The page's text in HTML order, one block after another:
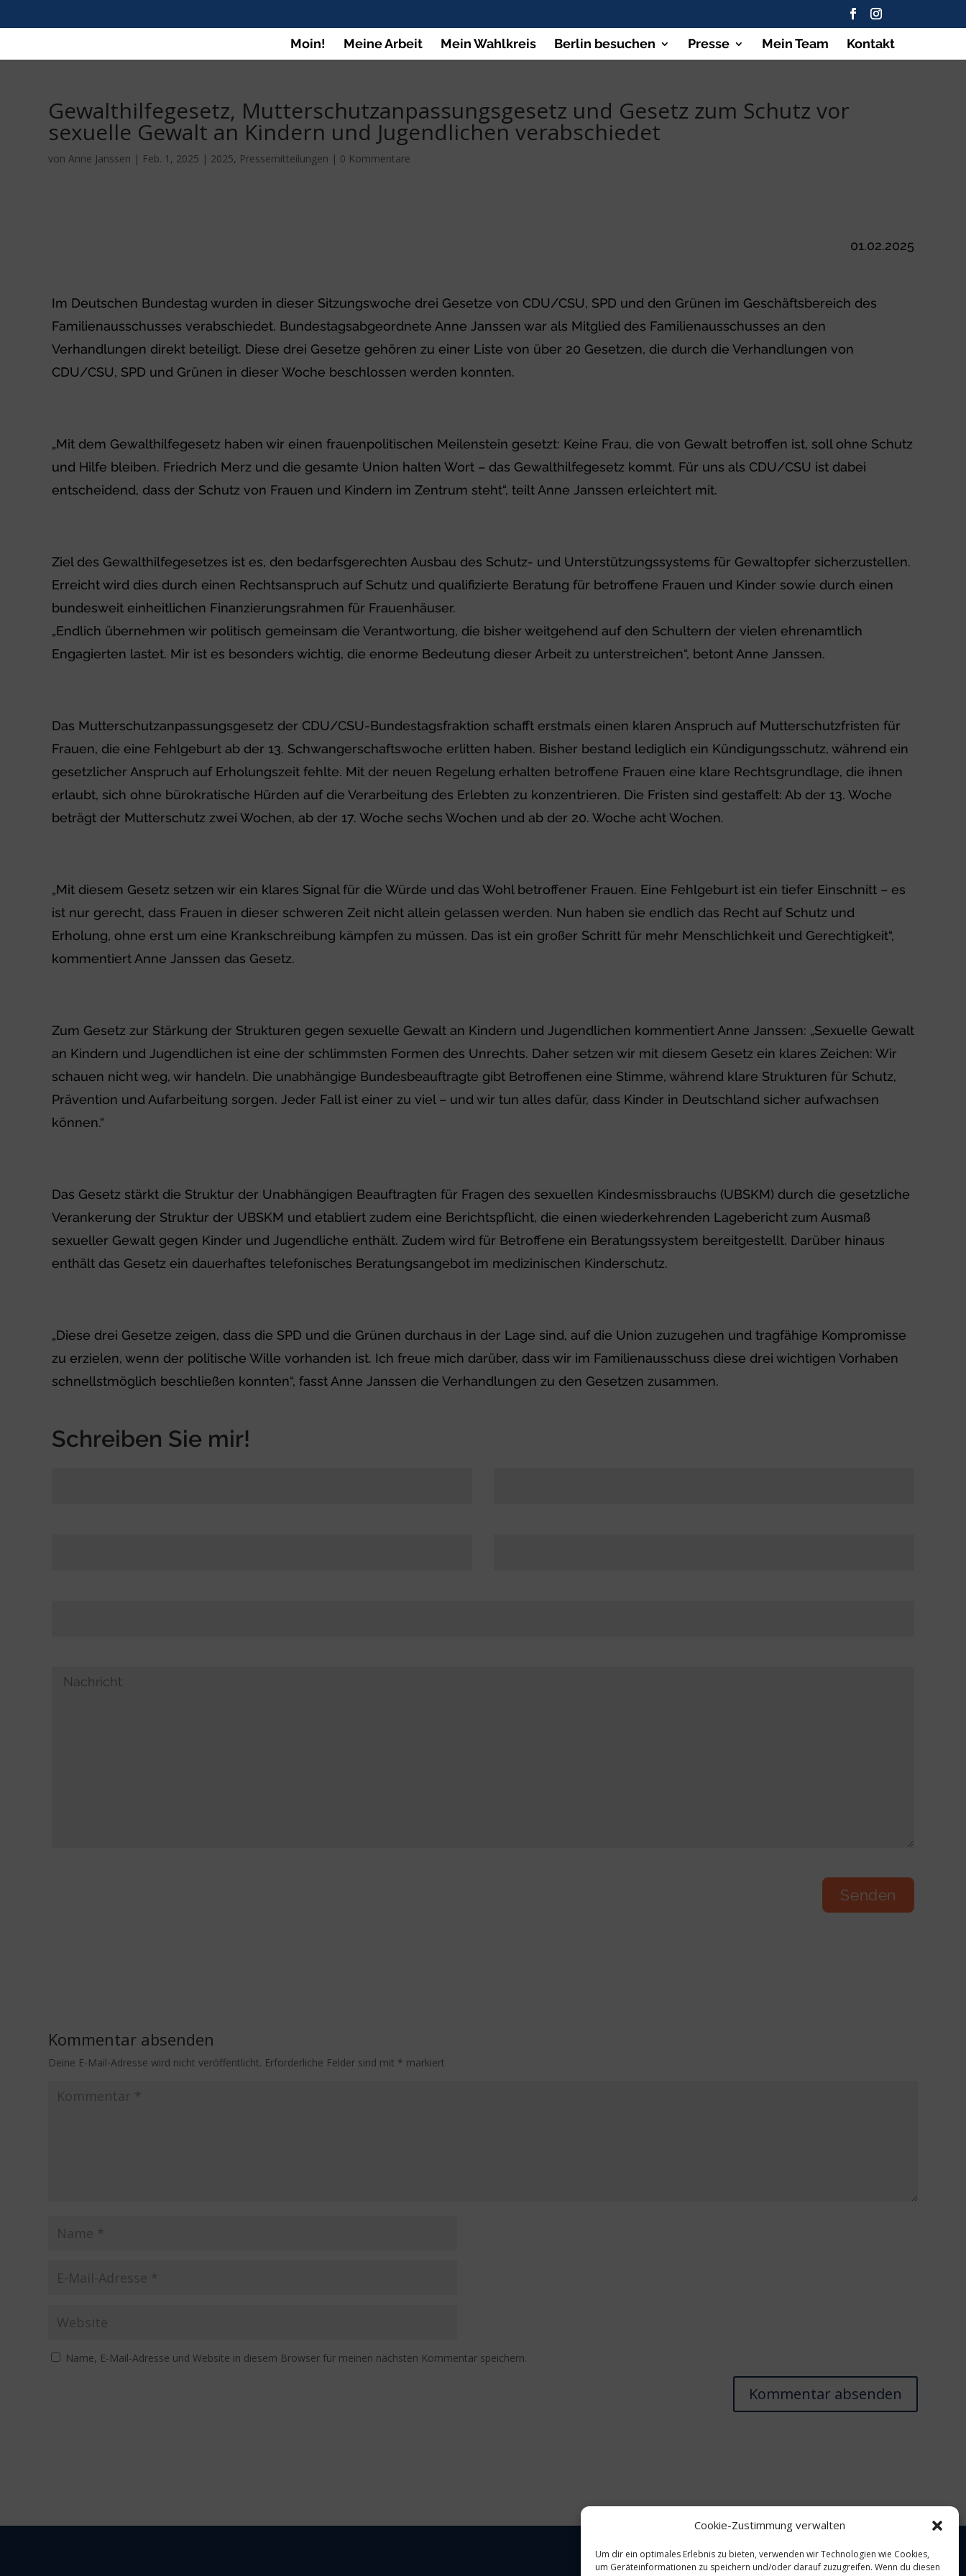
Cookie-Zustimmung verwalten
Um dir ein optimales Erlebnis zu bieten, verwenden wir Technologien wie Cookies,
um Geräteinformationen zu speichern und/oder darauf zuzugreifen. Wenn du diesen
Moin! Meine Arbeit Mein Wahlkreis Berlin besuchen Presse Mein Team Kontakt
Gewalthilfegesetz, Mutterschutzanpassungsgesetz und Gesetz zum Schutz vor
sexuelle Gewalt an Kindern und Jugendlichen verabschiedet
vonAnne Janssen | Feb. 1, 2025 | 2025, Pressemitteilungen | 0 Kommentare
01.02.2025
Im Deutschen Bundestag wurden in dieser Sitzungswoche drei Gesetze von CDU/CSU, SPD und den Grünen im Geschäftsbereich des
Familienausschusses verabschiedet. Bundestagsabgeordnete Anne Janssen war als Mitglied des Familienausschusses an den
Verhandlungen direkt beteiligt. Diese drei Gesetze gehören zu einer Liste von über 20 Gesetzen, die durch die Verhandlungen von
CDU/CSU, SPD und Grünen in dieser Woche beschlossen werden konnten.
„Mit dem Gewalthilfegesetz haben wir einen frauenpolitischen Meilenstein gesetzt: Keine Frau, die von Gewalt betroffen ist, soll ohne Schutz
und Hilfe bleiben. Friedrich Merz und die gesamte Union halten Wort – das Gewalthilfegesetz kommt. Für uns als CDU/CSU ist dabei
entscheidend, dass der Schutz von Frauen und Kindern im Zentrum steht“, teilt Anne Janssen erleichtert mit.
Ziel des Gewalthilfegesetzes ist es, den bedarfsgerechten Ausbau des Schutz- und Unterstützungssystems für Gewaltopfer sicherzustellen.
Erreicht wird dies durch einen Rechtsanspruch auf Schutz und qualifizierte Beratung für betroffene Frauen und Kinder sowie durch einen
bundesweit einheitlichen Finanzierungsrahmen für Frauenhäuser.
„Endlich übernehmen wir politisch gemeinsam die Verantwortung, die bisher weitgehend auf den Schultern der vielen ehrenamtlich
Engagierten lastet. Mir ist es besonders wichtig, die enorme Bedeutung dieser Arbeit zu unterstreichen“, betont Anne Janssen.
Das Mutterschutzanpassungsgesetz der CDU/CSU-Bundestagsfraktion schafft erstmals einen klaren Anspruch auf Mutterschutzfristen für
Frauen, die eine Fehlgeburt ab der 13. Schwangerschaftswoche erlitten haben. Bisher bestand lediglich ein Kündigungsschutz, während ein
gesetzlicher Anspruch auf Erholungszeit fehlte. Mit der neuen Regelung erhalten betroffene Frauen eine klare Rechtsgrundlage, die ihnen
erlaubt, sich ohne bürokratische Hürden auf die Verarbeitung des Erlebten zu konzentrieren. Die Fristen sind gestaffelt: Ab der 13. Woche
beträgt der Mutterschutz zwei Wochen, ab der 17. Woche sechs Wochen und ab der 20. Woche acht Wochen.
„Mit diesem Gesetz setzen wir ein klares Signal für die Würde und das Wohl betroffener Frauen. Eine Fehlgeburt ist ein tiefer Einschnitt – es
ist nur gerecht, dass Frauen in dieser schweren Zeit nicht allein gelassen werden. Nun haben sie endlich das Recht auf Schutz und
Erholung, ohne erst um eine Krankschreibung kämpfen zu müssen. Das ist ein großer Schritt für mehr Menschlichkeit und Gerechtigkeit“,
kommentiert Anne Janssen das Gesetz.
Zum Gesetz zur Stärkung der Strukturen gegen sexuelle Gewalt an Kindern und Jugendlichen kommentiert Anne Janssen: „Sexuelle Gewalt
an Kindern und Jugendlichen ist eine der schlimmsten Formen des Unrechts. Daher setzen wir mit diesem Gesetz ein klares Zeichen: Wir
schauen nicht weg, wir handeln. Die unabhängige Bundesbeauftragte gibt Betroffenen eine Stimme, während klare Strukturen für Schutz,
Prävention und Aufarbeitung sorgen. Jeder Fall ist einer zu viel – und wir tun alles dafür, dass Kinder in Deutschland sicher aufwachsen
können.“
Das Gesetz stärkt die Struktur der Unabhängigen Beauftragten für Fragen des sexuellen Kindesmissbrauchs (UBSKM) durch die gesetzliche
Verankerung der Struktur der UBSKM und etabliert zudem eine Berichtspflicht, die einen wiederkehrenden Lagebericht zum Ausmaß
sexueller Gewalt gegen Kinder und Jugendliche enthält. Zudem wird für Betroffene ein Beratungssystem bereitgestellt. Darüber hinaus
enthält das Gesetz ein dauerhaftes telefonisches Beratungsangebot im medizinischen Kinderschutz.
„Diese drei Gesetze zeigen, dass die SPD und die Grünen durchaus in der Lage sind, auf die Union zuzugehen und tragfähige Kompromisse
zu erzielen, wenn der politische Wille vorhanden ist. Ich freue mich darüber, dass wir im Familienausschuss diese drei wichtigen Vorhaben
schnellstmöglich beschließen konnten“, fasst Anne Janssen die Verhandlungen zu den Gesetzen zusammen.
Schreiben Sie mir!
Kommentar absenden
Deine E-Mail-Adresse wird nicht veröffentlicht. Erforderliche Felder sind mit * markiert
Name, E-Mail-Adresse und Website in diesem Browser für meinen nächsten Kommentar speichern.